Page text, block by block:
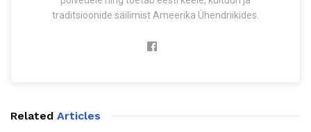
traditsioonide säilimist Ameerika Ühendriikides.
Related Articles